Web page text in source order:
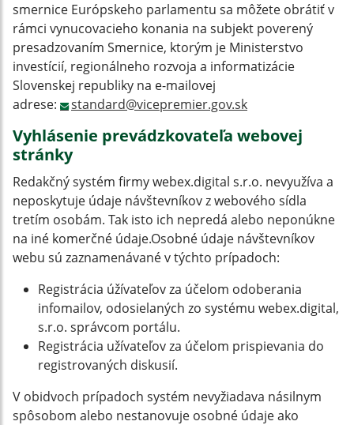
smernice Európskeho parlamentu sa môžete obrátiť v
rámci vynucovacieho konania na subjekt poverený
presadzovaním Smernice, ktorým je Ministerstvo
investícií, regionálneho rozvoja a informatizácie
Slovenskej republiky na e-mailovej
adrese:
standard@vicepremier.gov.sk
Vyhlásenie prevádzkovateľa webovej
stránky
Redakčný systém firmy webex.digital s.r.o. nevyužíva a
neposkytuje údaje návštevníkov z webového sídla
tretím osobám. Tak isto ich nepredá alebo neponúkne
na iné komerčné údaje.Osobné údaje návštevníkov
webu sú zaznamenávané v týchto prípadoch:
Registrácia úžívateľov za účelom odoberania
infomailov, odosielaných zo systému webex.digital,
s.r.o. správcom portálu.
Registrácia užívateľov za účelom prispievania do
registrovaných diskusií.
V obidvoch prípadoch systém nevyžiadava násilnym
spôsobom alebo nestanovuje osobné údaje ako